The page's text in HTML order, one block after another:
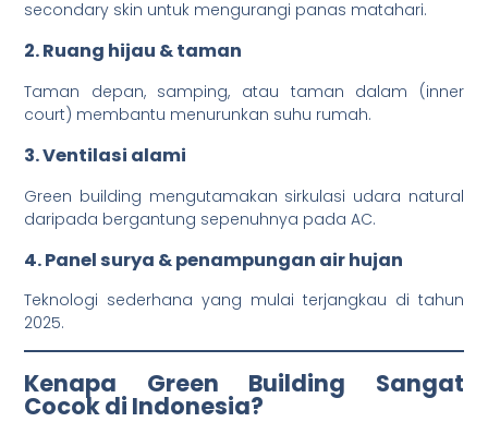
secondary skin untuk mengurangi panas matahari.
2. Ruang hijau & taman
Taman depan, samping, atau taman dalam (inner
court) membantu menurunkan suhu rumah.
3. Ventilasi alami
Green building mengutamakan sirkulasi udara natural
daripada bergantung sepenuhnya pada AC.
4. Panel surya & penampungan air hujan
Teknologi sederhana yang mulai terjangkau di tahun
2025.
Kenapa Green Building Sangat
Cocok di Indonesia?